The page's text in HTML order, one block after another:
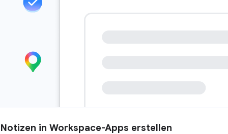
Notizen in Workspace-Apps erstellen